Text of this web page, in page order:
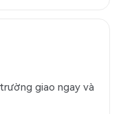
giao ngay và